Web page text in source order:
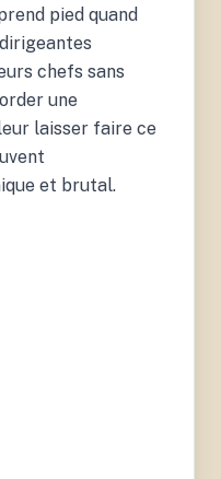
pied quand
chefs sans
une
laisser faire ce
et brutal.